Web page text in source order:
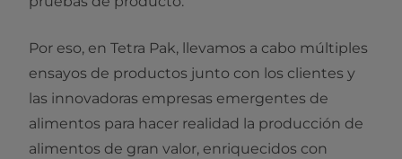
Por eso, en Tetra Pak, llevamos a cabo múltiples
ensayos de productos junto con los clientes y
las innovadoras empresas emergentes de
alimentos para hacer realidad la producción de
alimentos de gran valor, enriquecidos con